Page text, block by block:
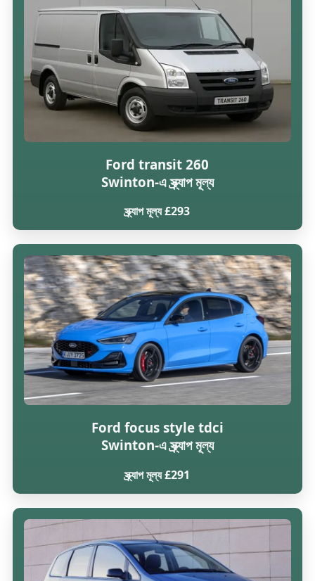
Ford transit 260
Swinton-এ স্ক্র্যাপ মূল্য
স্ক্র্যাপ মূল্য £293
Ford focus style tdci
Swinton-এ স্ক্র্যাপ মূল্য
স্ক্র্যাপ মূল্য £291